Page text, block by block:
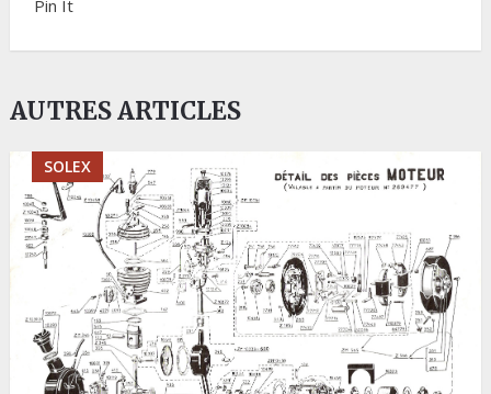
Pin It
AUTRES ARTICLES
SOLEX